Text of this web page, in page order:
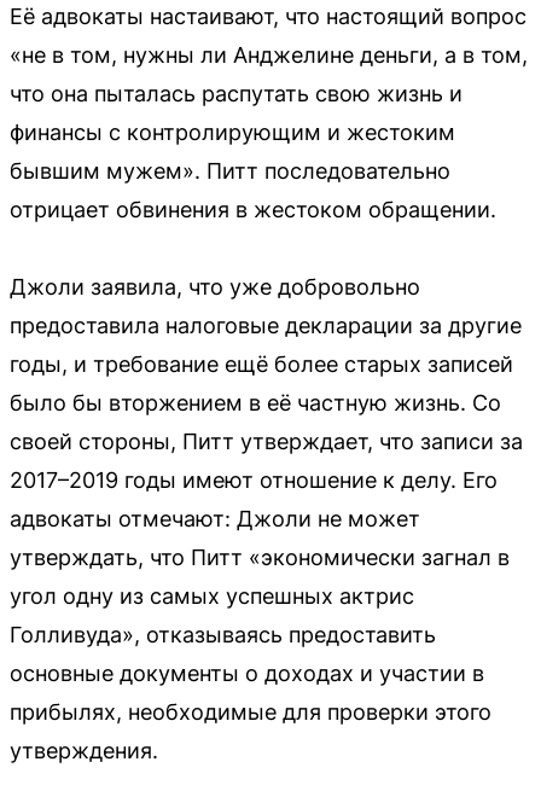
Её адвокаты настаивают, что настоящий вопрос
«не в том, нужны ли Анджелине деньги, а в том,
что она пыталась распутать свою жизнь и
финансы с контролирующим и жестоким
бывшим мужем». Питт последовательно
отрицает обвинения в жестоком обращении.
Джоли заявила, что уже добровольно
предоставила налоговые декларации за другие
годы, и требование ещё более старых записей
было бы вторжением в её частную жизнь. Со
своей стороны, Питт утверждает, что записи за
2017–2019 годы имеют отношение к делу. Его
адвокаты отмечают: Джоли не может
утверждать, что Питт «экономически загнал в
угол одну из самых успешных актрис
Голливуда», отказываясь предоставить
основные документы о доходах и участии в
прибылях, необходимые для проверки этого
утверждения.